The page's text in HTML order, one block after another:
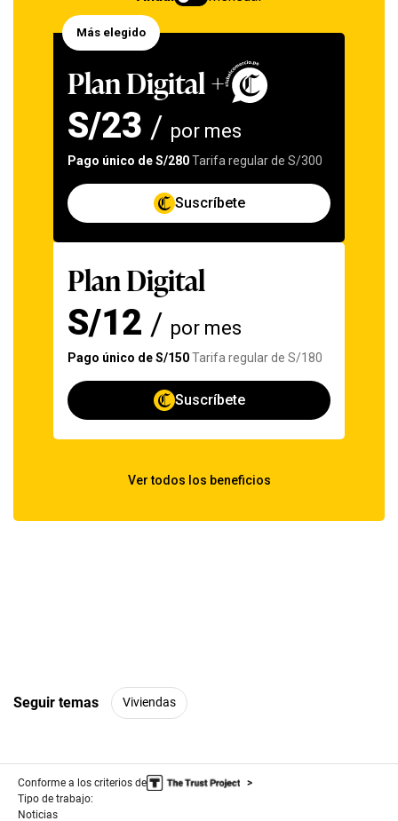
Seguir temas Viviendas
Conforme a los criterios de
Tipo de trabajo:
Noticias